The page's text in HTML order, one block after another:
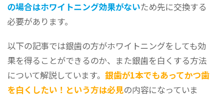
の場合はホワイトニング効果がないため先に交換する
必要があります。
以下の記事では銀歯の方がホワイトニングをしても効
果を得ることができるのか、また銀歯を白くする方法
について解説しています。銀歯が1本でもあってかつ歯
を白くしたい！という方は必見の内容になっていま